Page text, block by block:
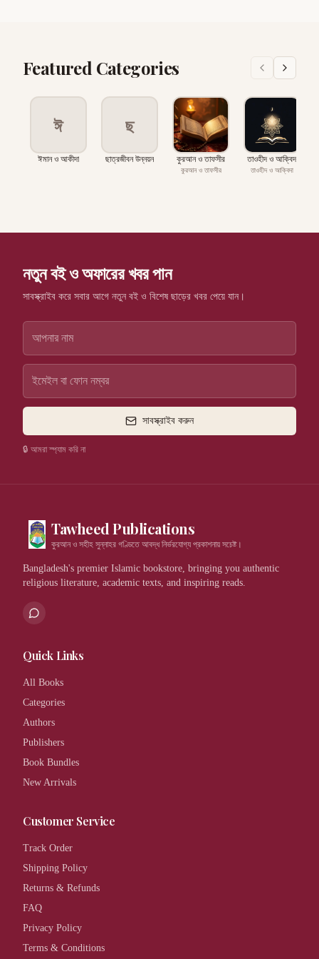
Featured Categories
ঈ
ঈমান ও আকীদা
ছ
ছাত্রজীবন উন্নয়ন কুরআন ও তাফসীর
কুরআন ও তাফসীর
তাওহীদ ও আক্বিদা
তাওহীদ ও আক্বিদা
নতুন বই ও অফারের খবর পান
সাবস্ক্রাইব করে সবার আগে নতুন বই ও বিশেষ ছাড়ের খবর পেয়ে যান।
সাবস্ক্রাইব করুন
🔒 আমরা স্প্যাম করি না
Tawheed Publications
কুরআন ও সহীহ সুন্নাহর গণ্ডিতে আবদ্ধ নির্ভরযোগ্য প্রকাশনায় সচেষ্ট।
Bangladesh's premier Islamic bookstore, bringing you authentic
religious literature, academic texts, and inspiring reads.
Quick Links
All Books
Categories
Authors
Publishers
Book Bundles
New Arrivals
Customer Service
Track Order
Shipping Policy
Returns & Refunds
FAQ
Privacy Policy
Terms & Conditions